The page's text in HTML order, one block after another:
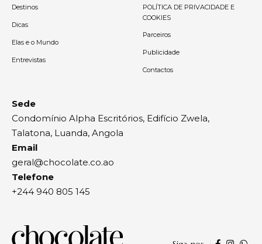
Destinos
Dicas
Elas e o Mundo
Entrevistas
POLÍTICA DE PRIVACIDADE E
COOKIES
Parceiros
Publicidade
Contactos
Sede
Condomínio Alpha Escritórios, Edifício Zwela,
Talatona, Luanda, Angola
Email
geral@chocolate.co.ao
Telefone
+244 940 805 145